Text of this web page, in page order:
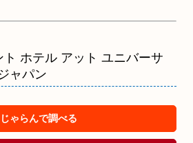
ホテル アット ユニバーサ
ャパン
じゃらんで調べる